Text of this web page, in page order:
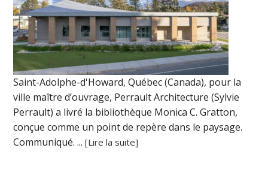
Saint-Adolphe-d'Howard, Québec (Canada), pour la
ville maître d’ouvrage, Perrault Architecture (Sylvie
Perrault) a livré la bibliothèque Monica C. Gratton,
conçue comme un point de repère dans le paysage.
Communiqué. ...[Lire la suite]